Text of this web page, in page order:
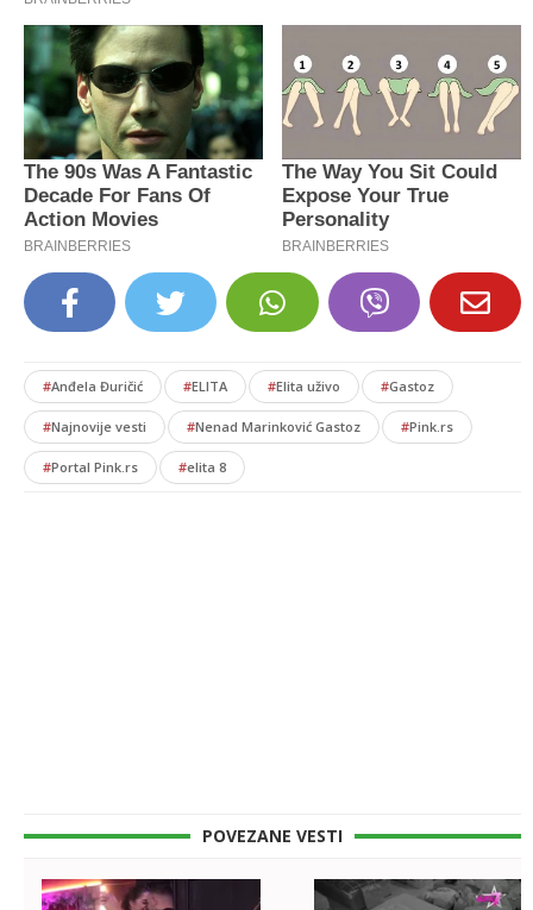
#Anđela Đuričić #ELITA #Elita uživo #Gastoz
#Najnovije vesti #Nenad Marinković Gastoz #Pink.rs
#Portal Pink.rs #elita 8
POVEZANE VESTI